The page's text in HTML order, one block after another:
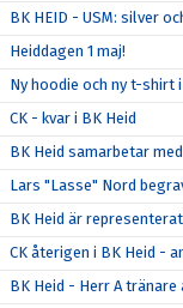
BK HEID - USM: silver
Heiddagen 1 maj!
Ny hoodie och ny t-shirt
CK - kvar i BK Heid
BK Heid samarbetar
Lars "Lasse" Nord
BK Heid är
CK återigen i BK Heid -
BK Heid - Herr A